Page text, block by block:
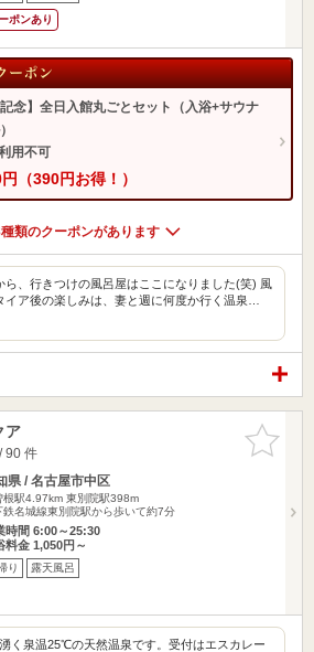
ポンあり
記念】全日入館丸ごとセット（入浴+サウナ
用不可
（390円お得！）
類のクーポンがあります
ら、行きつけの風呂屋はここになりました(笑) 風
イア後の楽しみは、妻と週に何度か行く温泉…
お気に入
りに追加
ア
90 件
県 / 名古屋市中区
根駅4.97km 東別院駅398m
鉄名城線東別院駅から歩いて約7分
時間 6:00～25:30
料金 1,050円～
り 露天風呂
く泉温25℃の天然温泉です。受付はエスカレー